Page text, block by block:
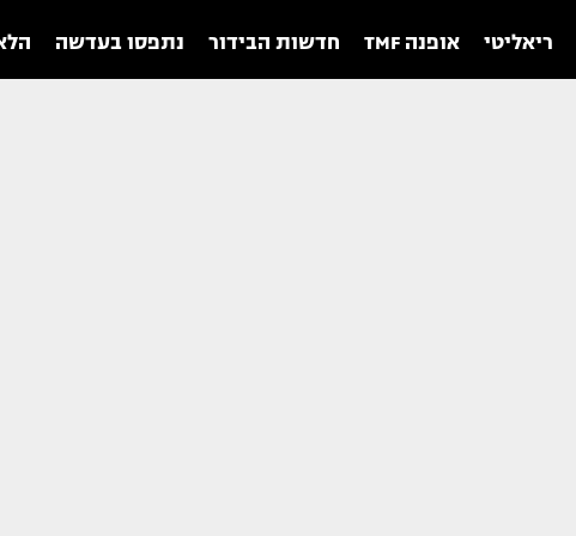
ריאליטי אופנה TMF חדשות הבידור נתפסו בעדשה